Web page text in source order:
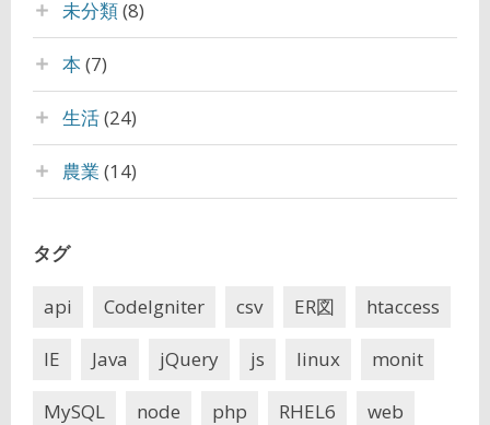
未分類(8)
本 (7)
生活(24)
農業 (14)
タグ
api CodeIgniter csv ER図 htaccess
IE Java jQuery js linux monit
MySQL node php RHEL6 web